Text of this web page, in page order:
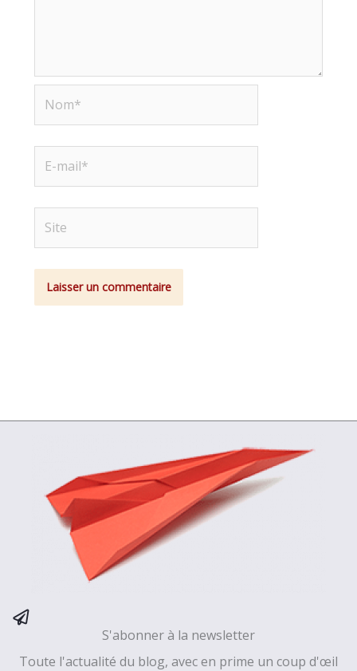
mail*
S'abonner à la newsletter
Toute l'actualité du blog, avec en prime un coup d'œil